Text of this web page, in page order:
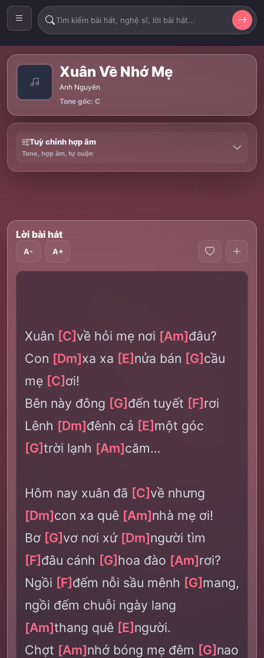
Xuân Về Nhớ Mẹ
Anh Nguyên
Tone gốc: C
Tuỳ chỉnh hợp âm
Tone, hợp âm, tự cuộn
Lời bài hát
A- A+
Xuân [C]về hỏi mẹ nơi [Am]đâu?
Con [Dm]xa xa [E]nửa bán [G]cầu
mẹ [C]ơi!
Bên này đông [G]đến tuyết [F]rơi
Lênh [Dm]đênh cả [E]một góc
[G]trời lạnh [Am]căm…
Hôm nay xuân đã [C]về nhưng
[Dm]con xa quê [Am]nhà mẹ ơi!
Bơ [G]vơ nơi xứ [Dm]người tìm
[F]đâu cánh [G]hoa đào [Am]rơi?
Ngồi [F]đếm nỗi sầu mênh [G]mang,
ngồi đếm chuỗi ngày lang
[Am]thang quê [E]người.
Chợt [Am]nhớ bóng mẹ đêm [G]nao